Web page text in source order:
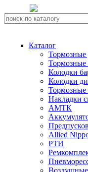
Каталог
Тормозные
Тормозные
Колодки
Колодки
Тормозные
Накладки
АМТК
Allied
РТИ
Воздушные